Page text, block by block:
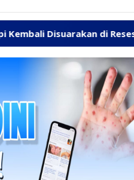
di Reses Mastulah